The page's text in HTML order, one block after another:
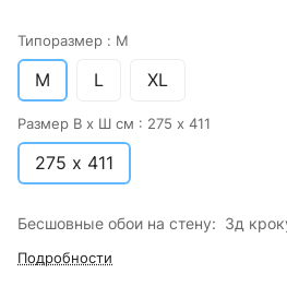
Типоразмер : M
M L XL
Размер В х Ш см : 275 х 411
275 х 411
Бесшовные обои на стену: 3д
Подробности